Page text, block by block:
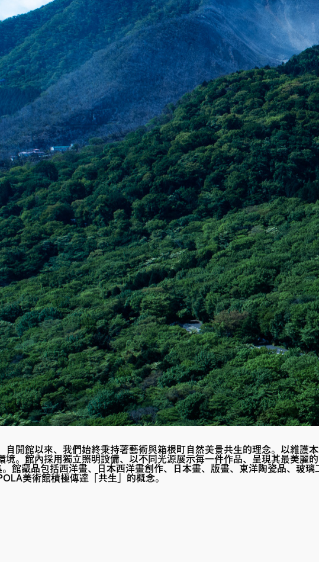
開館以來、我們始終秉持著藝術與箱根町自然美景共生的理念。以維護
。館內採用獨立照明設備、以不同光源展示每一件作品、呈現其最美麗
館藏品包括西洋畫、日本西洋畫創作、日本畫、版畫、東洋陶瓷品、玻
美術館積極傳達「共生」的概念。